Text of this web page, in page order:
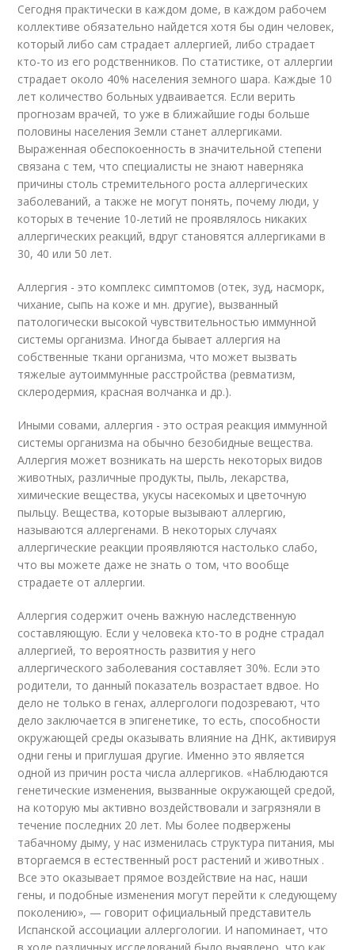
Сегодня практически в каждом доме, в каждом рабочем
коллективе обязательно найдется хотя бы один человек,
который либо сам страдает аллергией, либо страдает
кто-то из его родственников. По статистике, от аллергии
страдает около 40% населения земного шара. Каждые 10
лет количество больных удваивается. Если верить
прогнозам врачей, то уже в ближайшие годы больше
половины населения Земли станет аллергиками.
Выраженная обеспокоенность в значительной степени
связана с тем, что специалисты не знают наверняка
причины столь стремительного роста аллергических
заболеваний, а также не могут понять, почему люди, у
которых в течение 10-летий не проявлялось никаких
аллергических реакций, вдруг становятся аллергиками в
30, 40 или 50 лет.
Аллергия - это комплекс симптомов (отек, зуд, насморк,
чихание, сыпь на коже и мн. другие), вызванный
патологически высокой чувствительностью иммунной
системы организма. Иногда бывает аллергия на
собственные ткани организма, что может вызвать
тяжелые аутоиммунные расстройства (ревматизм,
склеродермия, красная волчанка и др.).
Иными совами, аллергия - это острая реакция иммунной
системы организма на обычно безобидные вещества.
Аллергия может возникать на шерсть некоторых видов
животных, различные продукты, пыль, лекарства,
химические вещества, укусы насекомых и цветочную
пыльцу. Вещества, которые вызывают аллергию,
называются аллергенами. В некоторых случаях
аллергические реакции проявляются настолько слабо,
что вы можете даже не знать о том, что вообще
страдаете от аллергии.
Аллергия содержит очень важную наследственную
составляющую. Если у человека кто-то в родне страдал
аллергией, то вероятность развития у него
аллергического заболевания составляет 30%. Если это
родители, то данный показатель возрастает вдвое. Но
дело не только в генах, аллергологи подозревают, что
дело заключается в эпигенетике, то есть, способности
окружающей среды оказывать влияние на ДНК, активируя
одни гены и приглушая другие. Именно это является
одной из причин роста числа аллергиков. «Наблюдаются
генетические изменения, вызванные окружающей средой,
на которую мы активно воздействовали и загрязняли в
течение последних 20 лет. Мы более подвержены
табачному дыму, у нас изменилась структура питания, мы
вторгаемся в естественный рост растений и животных .
Все это оказывает прямое воздействие на нас, наши
гены, и подобные изменения могут перейти к следующему
поколению», — говорит официальный представитель
Испанской ассоциации аллергологии. И напоминает, что
в ходе различных исследований было выявлено, что как